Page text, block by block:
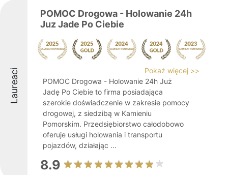
Laureaci
POMOC Drogowa - Holowanie 24h
Juz Jade Po Ciebie
Pokaż więcej >>
POMOC Drogowa - Holowanie 24h Już
Jadę Po Ciebie to firma posiadająca
szerokie doświadczenie w zakresie pomocy
drogowej, z siedzibą w Kamieniu
Pomorskim. Przedsiębiorstwo całodobowo
oferuje usługi holowania i transportu
pojazdów, działając ...
8.9